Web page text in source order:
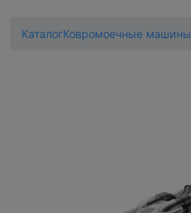
КаталогКовромоечные машины